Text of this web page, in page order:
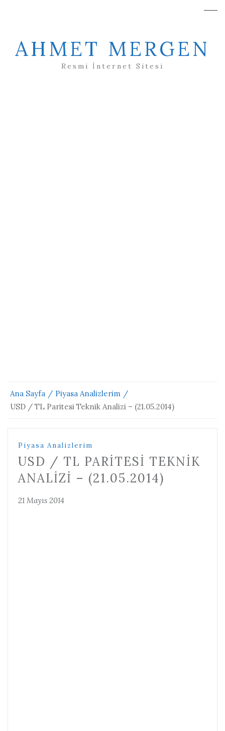
AHMET MERGEN
Resmi İnternet Sitesi
Ana Sayfa
Piyasa Analizlerim
USD / TL Paritesi Teknik Analizi – (21.05.2014)
Piyasa Analizlerim
USD / TL PARITESI TEKNIK
ANALIZI – (21.05.2014)
21 Mayıs 2014